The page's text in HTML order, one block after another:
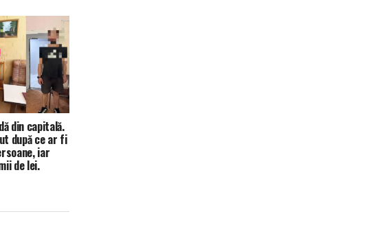
din capitală.
după ce ar fi
iar
de lei.